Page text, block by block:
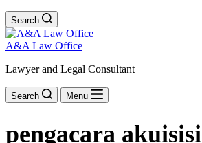
Search
A&A Law Office
Lawyer and Legal Consultant
Search Menu
pengacara akuisisi